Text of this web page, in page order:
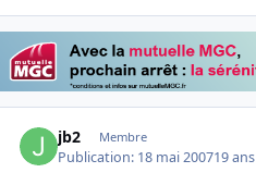
jb2 Membre
Publication: 18 mai 200719 ans